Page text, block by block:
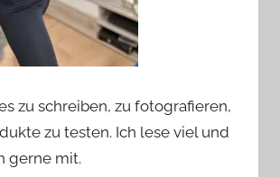
zu schreiben, zu fotografieren,
zu testen. Ich lese viel und
gerne mit.